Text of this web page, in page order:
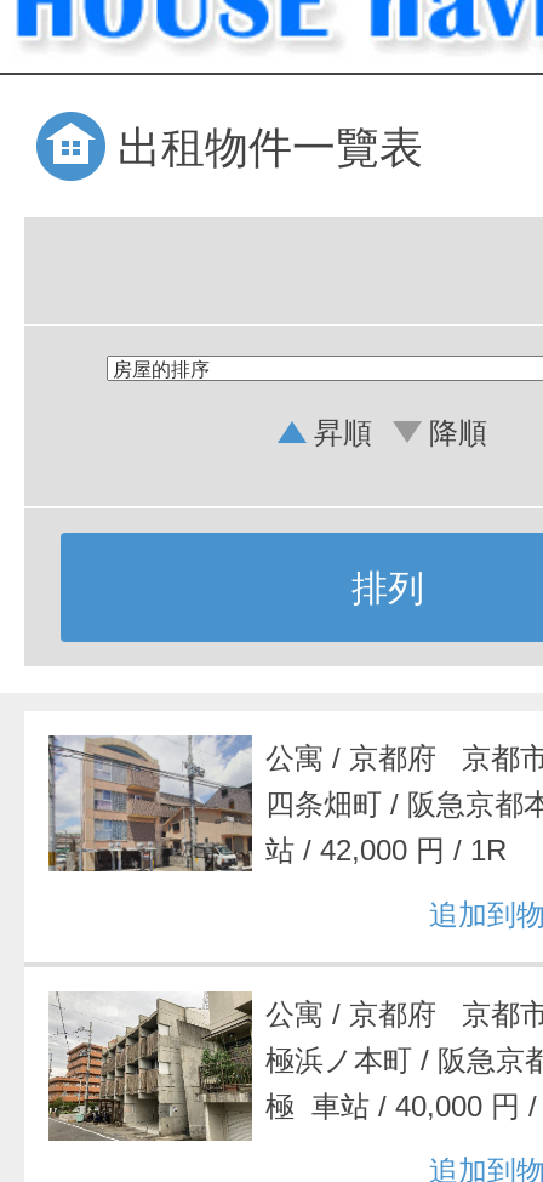
出租物件一覽表
昇順 降順
排列
公寓/ 京都府 京都
四条畑町/ 阪急京
站/42,000 円/ 1R
追加到
公寓/ 京都府 京都
極浜ノ本町/ 阪急京
極 車站/40,000 円
追加到